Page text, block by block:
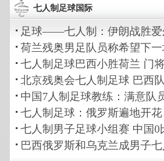
七人制足球国际
足球——七人制：伊朗战胜爱
荷兰残奥男足队员称希望下
七人制足球巴西小胜荷兰 门
北京残奥会七人制足球 巴西
中国7人制足球教练：满意队
七人制足球：俄罗斯遍地开
七人制男子足球小组赛 中国0
巴西俄罗斯和乌克兰成男子